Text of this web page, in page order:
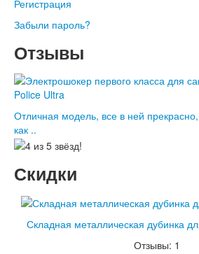
Регистрация
Забыли пароль?
Отзывы
Отличная модель, все в ней
как ..
Скидки
Складная металлическая дубинка
Отзывы: 1